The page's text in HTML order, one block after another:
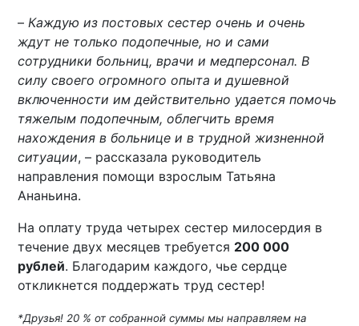
–Каждую из постовых сестер очень и очень
ждут не только подопечные, но и сами
сотрудники больниц, врачи и медперсонал. В
силу своего огромного опыта и душевной
включенности им действительно удается помочь
тяжелым подопечным, облегчить время
нахождения в больнице и в трудной жизненной
ситуации, – рассказала руководитель
направления помощи взрослым Татьяна
Ананьина.
На оплату труда четырех сестер милосердия в
течение двух месяцев требуется 200 000
рублей. Благодарим каждого, чье сердце
откликнется поддержать труд сестер!
*Друзья! 20 % от собранной суммы мы направляем на